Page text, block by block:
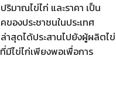
มาณไข่ไก่ และราคา เป็น
องประชาชนในประเทศ
าสุดได้ประสานไปยังผู้ผลิตไข่
มีไข่ไก่เพียงพอเพื่อการ